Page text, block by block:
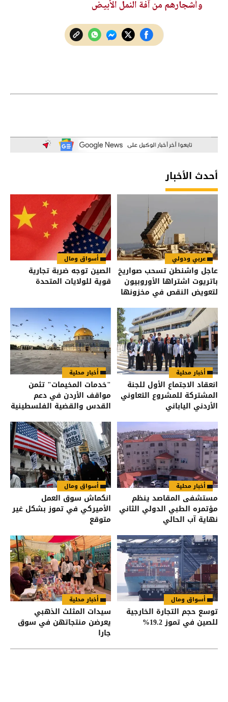
وأشجارهم من آفة النمل الأبيض
أحدث الأخبار
عربي ودولي
عاجل واشنطن تسحب صواريخ
باتريوت اشتراها الأوروبيون
لتعويض النقص في مخزونها
أسواق ومال
الصين توجه ضربة تجارية
قوية للولايات المتحدة
أخبار محلية
انعقاد الاجتماع الأول للجنة
المشتركة للمشروع التعاوني
الأردني الياباني
أخبار محلية
"خدمات المخيمات" تثمن
مواقف الأردن في دعم
القدس والقضية الفلسطينية
أخبار محلية
مستشفى المقاصد ينظم
مؤتمره الطبي الدولي الثاني
نهاية آب الحالي
أسواق ومال
انكماش سوق العمل
الأميركي في تموز بشكل غير
متوقع
أسواق ومال
توسع حجم التجارة الخارجية
للصين في تموز 19.2%
أخبار محلية
سيدات المثلث الذهبي
يعرضن منتجاتهن في سوق
جارا